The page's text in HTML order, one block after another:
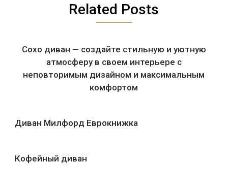
Related Posts
Сохо диван — создайте стильную и уютную
атмосферу в своем интерьере с
неповторимым дизайном и максимальным
комфортом
Диван Милфорд Еврокнижка
Кофейный диван